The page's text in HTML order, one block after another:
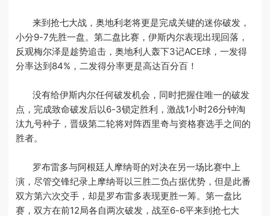
来到抢七大战，奥地利老将更是完成关键的迷你破发，
小分9-7先胜一盘。第二盘比赛，伊斯内尔表现出现回落，
反观梅尔泽是趁势追击，奥地利人轰下3记ACE球，一发得
分率达到84%，二发得分率更是高达百分百！
没有给伊斯内尔任何破发机会，同时把握住唯一的破发
点，完成致命破发后以6-3锁定胜利，激战1小时26分钟淘
汰九号种子，晋级第二轮将对阵西里奇与资格赛选手之间的
胜者。
罗布雷多与阿根廷人摩纳哥的对决在另一场比赛中上
演，尽管交锋纪录上摩纳哥以三胜二负占据优势，但是此番
双方第六次交手，却是罗布雷多表现更胜一筹。第一盘比
赛，双方在前12局各自两次破发，战至6-6平来到抢七大